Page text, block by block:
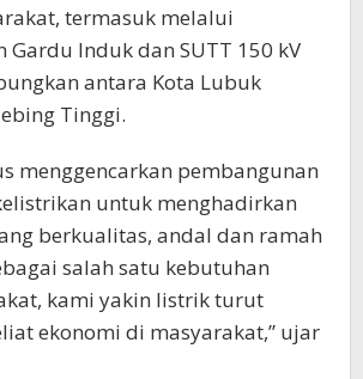
termasuk melalui
Gardu Induk dan SUTT 150 kV
antara Kota Lubuk
Tinggi.
menggencarkan pembangunan
untuk menghadirkan
berkualitas, andal dan ramah
salah satu kebutuhan
kami yakin listrik turut
ekonomi di masyarakat,” ujar